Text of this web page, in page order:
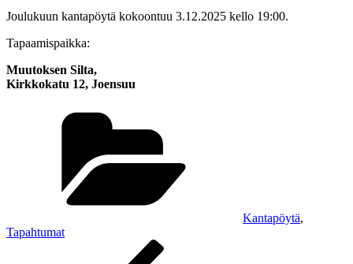
Joulukuun kantapöytä kokoontuu 3.12.2025 kello 19:00.
Tapaamispaikka:
Muutoksen Silta,
Kirkkokatu 12, Joensuu
Kantapöytä,
Tapahtumat